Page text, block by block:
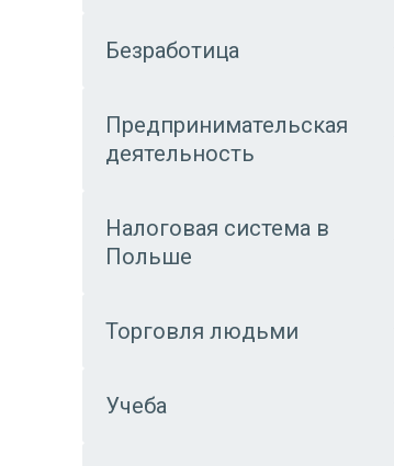
Безработица
Предпринимательская
деятельность
Налоговая система в
Польше
Торговля людьми
Учеба